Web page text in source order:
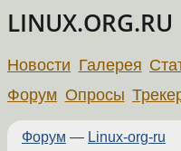
LINUX.ORG.RU
Новости Галерея
Форум Опросы
Форум — Linux-org-ru